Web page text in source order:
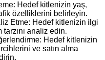
Hedef kitlenizin yaş,
özelliklerini belirleyin.
Etme: Hedef kitlenizin ilgi
tarzını analiz edin.
Hedef kitlenizin
ve satın alma